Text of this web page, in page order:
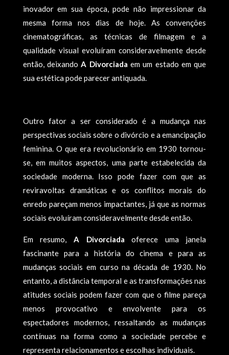
inovador em sua época, pode não impressionar da
mesma forma nos dias de hoje. As convenções
cinematográficas, as técnicas de filmagem e a
qualidade visual evoluíram consideravelmente desde
então, deixandoA Divorciada em um estado em que
sua estética pode parecer antiquada.
Outro fator a ser considerado é a mudança nas
perspectivas sociais sobre o divórcio e a emancipação
feminina. O que era revolucionário em 1930 tornou-
se, em muitos aspectos, uma parte estabelecida da
sociedade moderna. Isso pode fazer com que as
reviravoltas dramáticas e os conflitos morais do
enredo pareçam menos impactantes, já que as normas
sociais evoluíram consideravelmente desde então.
Em resumo, A Divorciada oferece uma janela
fascinante para a história do cinema e para as
mudanças sociais em curso na década de 1930. No
entanto, a distância temporal e as transformações nas
atitudes sociais podem fazer com que o filme pareça
menos provocativo e envolvente para os
espectadores modernos, ressaltando as mudanças
contínuas na forma como a sociedade percebe e
representa relacionamentos e escolhas individuais.